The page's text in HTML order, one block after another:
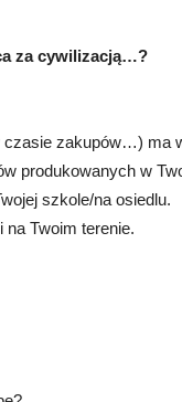
za cywilizacją…?
zakupów…) ma
produkowanych w
szkole/na osiedlu.
Twoim terenie.